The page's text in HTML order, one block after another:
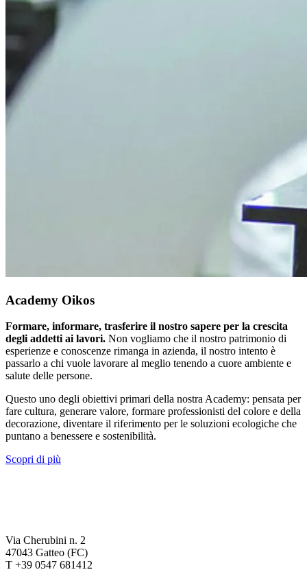
Academy Oikos
Formare, informare, trasferire il nostro sapere per la crescita
degli addetti ai lavori. Non vogliamo che il nostro patrimonio di
esperienze e conoscenze rimanga in azienda, il nostro intento è
passarlo a chi vuole lavorare al meglio tenendo a cuore ambiente e
salute delle persone.
Questo uno degli obiettivi primari della nostra Academy: pensata per
fare cultura, generare valore, formare professionisti del colore e della
decorazione, diventare il riferimento per le soluzioni ecologiche che
puntano a benessere e sostenibilità.
Scopri di più
Via Cherubini n. 2
47043 Gatteo (FC)
T +39 0547 681412